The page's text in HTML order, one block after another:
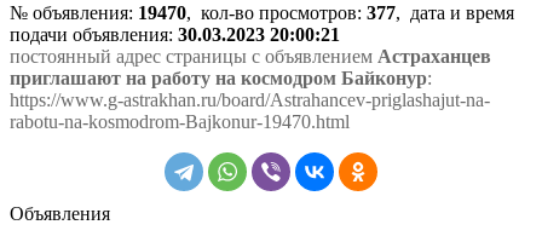
№ объявления: 19470, кол-во просмотров: 377, дата и время
подачи объявления: 30.03.2023 20:00:21
постоянный адрес страницы с объявлением Астраханцев
приглашают на работу на космодром Байконур:
https://www.g-astrakhan.ru/board/Astrahancev-priglashajut-na-
rabotu-na-kosmodrom-Bajkonur-19470.html
Объявления